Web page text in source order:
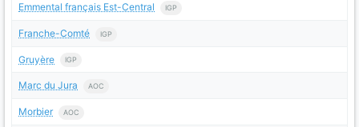
Emmental français Est-Central IGP
Franche-Comté IGP
Gruyère IGP
Marc du Jura AOC
Morbier AOC